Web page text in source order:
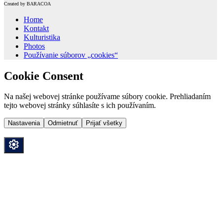
Created by BARACOA
Home
Kontakt
Kulturistika
Photos
Používanie súborov „cookies“